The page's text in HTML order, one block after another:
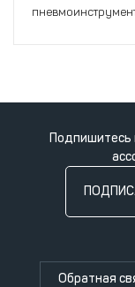
Подпишитесь
Обратная